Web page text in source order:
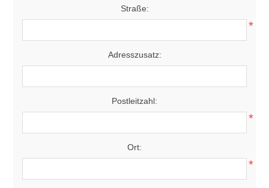
Straße:
*
Adresszusatz:
Postleitzahl:
*
Ort:
*